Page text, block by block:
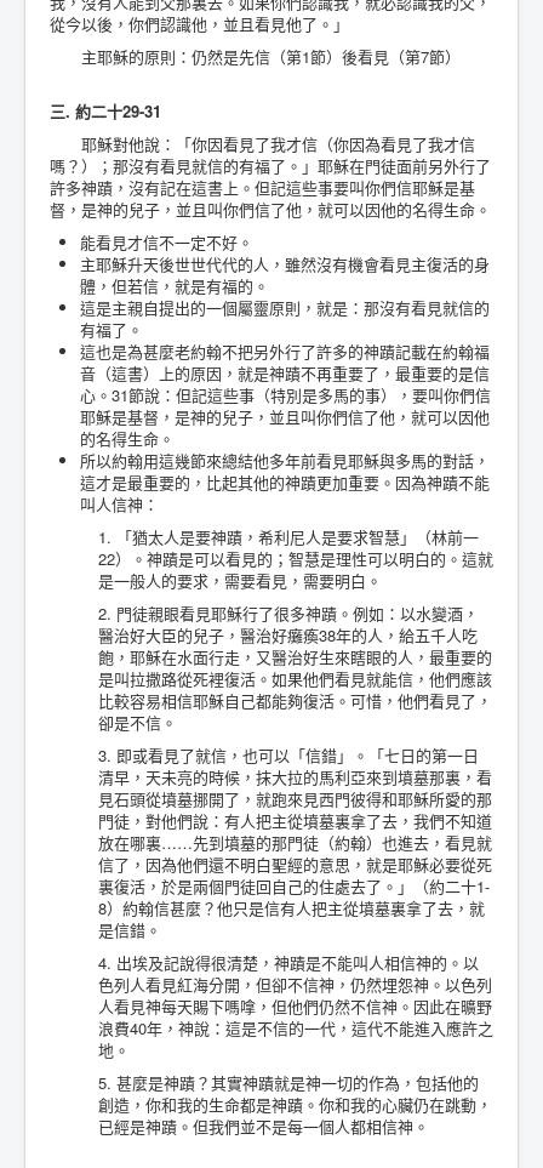
從今以後，你們認識他，並且看見他了。」
主耶穌的原則：仍然是先信（第1節）後看見（第7節）
三. 約二十29-31
耶穌對他說：「你因看見了我才信（你因為看見了我才信
嗎？）；那沒有看見就信的有福了。」耶穌在門徒面前另外行了
許多神蹟，沒有記在這書上。但記這些事要叫你們信耶穌是基
督，是神的兒子，並且叫你們信了他，就可以因他的名得生命。
能看見才信不一定不好。
主耶穌升天後世世代代的人，雖然沒有機會看見主復活的身
體，但若信，就是有福的。
這是主親自提出的一個屬靈原則，就是：那沒有看見就信的
有福了。
這也是為甚麼老約翰不把另外行了許多的神蹟記載在約翰福
音（這書）上的原因，就是神蹟不再重要了，最重要的是信
心。31節說：但記這些事（特別是多馬的事），要叫你們信
耶穌是基督，是神的兒子，並且叫你們信了他，就可以因他
的名得生命。
所以約翰用這幾節來總結他多年前看見耶穌與多馬的對話，
這才是最重要的，比起其他的神蹟更加重要。因為神蹟不能
叫人信神：
1. 「猶太人是要神蹟，希利尼人是要求智慧」（林前一
22）。神蹟是可以看見的；智慧是理性可以明白的。這就
是一般人的要求，需要看見，需要明白。
2. 門徒親眼看見耶穌行了很多神蹟。例如：以水變酒，
醫治好大臣的兒子，醫治好癱瘓38年的人，給五千人吃
飽，耶穌在水面行走，又醫治好生來瞎眼的人，最重要的
是叫拉撒路從死裡復活。如果他們看見就能信，他們應該
比較容易相信耶穌自己都能夠復活。可惜，他們看見了，
卻是不信。
3. 即或看見了就信，也可以「信錯」。「七日的第一日
清早，天未亮的時候，抹大拉的馬利亞來到墳墓那裏，看
見石頭從墳墓挪開了，就跑來見西門彼得和耶穌所愛的那
門徒，對他們說：有人把主從墳墓裏拿了去，我們不知道
放在哪裏……先到墳墓的那門徒（約翰）也進去，看見就
信了，因為他們還不明白聖經的意思，就是耶穌必要從死
裏復活，於是兩個門徒回自己的住處去了。」（約二十1-
8）約翰信甚麼？他只是信有人把主從墳墓裏拿了去，就
是信錯。
4. 出埃及記說得很清楚，神蹟是不能叫人相信神的。以
色列人看見紅海分開，但卻不信神，仍然埋怨神。以色列
人看見神每天賜下嗎嗱，但他們仍然不信神。因此在曠野
浪費40年，神說：這是不信的一代，這代不能進入應許之
地。
5. 甚麼是神蹟？其實神蹟就是神一切的作為，包括他的
創造，你和我的生命都是神蹟。你和我的心臟仍在跳動，
已經是神蹟。但我們並不是每一個人都相信神。